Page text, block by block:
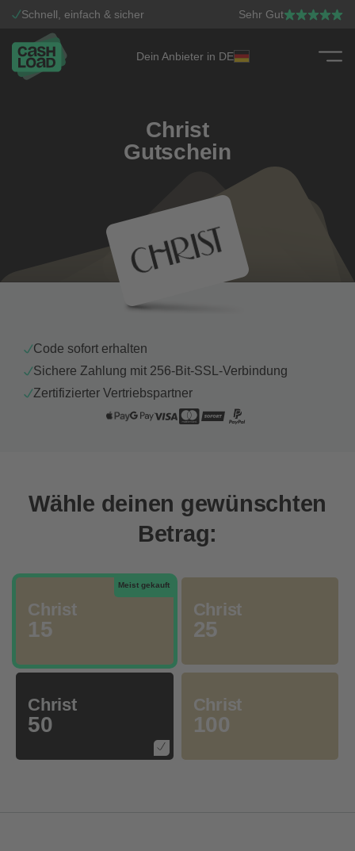
Schnell, einfach & sicher Sehr Gut
Dein Anbieter in DE
Christ
Gutschein
Code sofort erhalten
Sichere Zahlung mit 256-Bit-SSL-Verbindung
Zertifizierter Vertriebspartner
Wähle deinen gewünschten
Betrag:
Christ
15
Meist gekauft
Christ
25
Christ
50
Christ
100